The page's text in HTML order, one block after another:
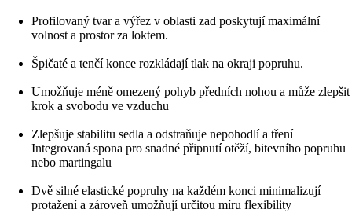
Profilovaný tvar a výřez v oblasti zad poskytují maximální
volnost a prostor za loktem.
Špičaté a tenčí konce rozkládají tlak na okraji popruhu.
Umožňuje méně omezený pohyb předních nohou a může zlepšit
krok a svobodu ve vzduchu
Zlepšuje stabilitu sedla a odstraňuje nepohodlí a tření
Integrovaná spona pro snadné připnutí otěží, bitevního popruhu
nebo martingalu
Dvě silné elastické popruhy na každém konci minimalizují
protažení a zároveň umožňují určitou míru flexibility